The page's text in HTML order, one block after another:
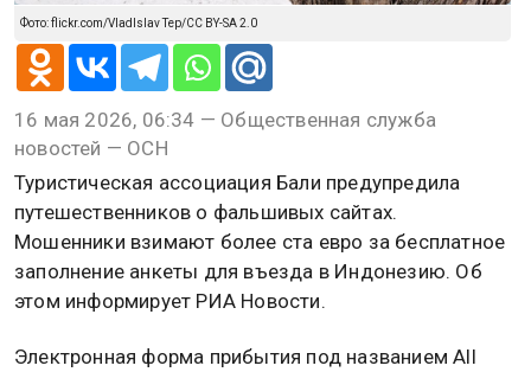
Фото: flickr.com/VladIslav Tep/CC BY-SA 2.0
16 мая 2026, 06:34 — Общественная служба
новостей — ОСН
Туристическая ассоциация Бали предупредила
путешественников о фальшивых сайтах.
Мошенники взимают более ста евро за бесплатное
заполнение анкеты для въезда в Индонезию. Об
этом информирует РИА Новости.
Электронная форма прибытия под названием All